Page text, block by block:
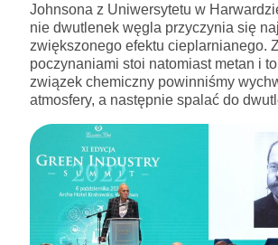
Johnsona z Uniwersytetu w
nie dwutlenek węgla przyczynia się
zwiększonego efektu cieplarnianego.
poczynaniami stoi natomiast metan i
związek chemiczny powinniśmy
atmosfery, a następnie spalać do